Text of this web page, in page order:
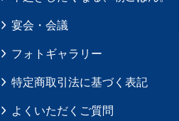
宴会・会議
フォトギャラリー
特定商取引法に基づく表記
よくいただくご質問